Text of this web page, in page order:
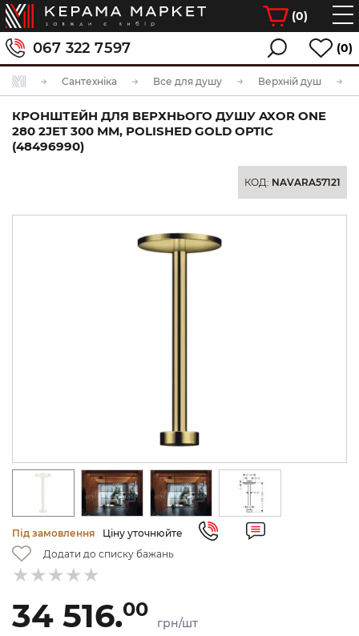
(0)
067 322 7597 (0)
Сантехніка Все для душу Верхній душ
КРОНШТЕЙН ДЛЯ ВЕРХНЬОГО ДУШУ AXOR ONE
280 2JET 300 ММ, POLISHED GOLD OPTIC
(48496990)
КОД: NAVARA57121
Під замовлення
Ціну уточнюйте
Додати до списку бажань
34 516.00
грн/шт